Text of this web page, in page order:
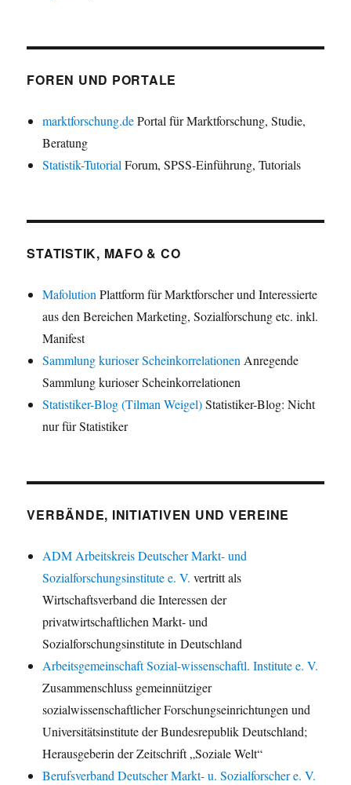
FOREN UND PORTALE
marktforschung.dePortal für Marktforschung, Studie,
Beratung
Statistik-Tutorial Forum, SPSS-Einführung, Tutorials
STATISTIK, MAFO & CO
Mafolution Plattform für Marktforscher und Interessierte
aus den Bereichen Marketing, Sozialforschung etc. inkl.
Manifest
Sammlung kurioser Scheinkorrelationen Anregende
Sammlung kurioser Scheinkorrelationen
Statistiker-Blog (Tilman Weigel)Statistiker-Blog: Nicht
nur für Statistiker
VERBÄNDE, INITIATIVEN UND VEREINE
ADM Arbeitskreis Deutscher Markt- und
Sozialforschungsinstitute e. V. vertritt als
Wirtschaftsverband die Interessen der
privatwirtschaftlichen Markt- und
Sozialforschungsinstitute in Deutschland
Arbeitsgemeinschaft Sozial-wissenschaftl. Institute e. V.
Zusammenschluss gemeinnütziger
sozialwissenschaftlicher Forschungseinrichtungen und
Universitätsinstitute der Bundesrepublik Deutschland;
Herausgeberin der Zeitschrift „Soziale Welt“
Berufsverband Deutscher Markt- u. Sozialforscher e. V.